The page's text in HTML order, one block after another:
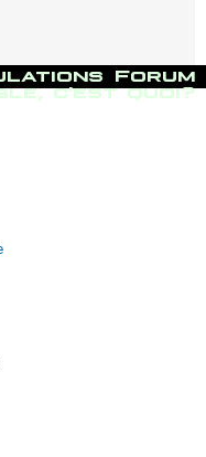
Forum
c'est quoi?